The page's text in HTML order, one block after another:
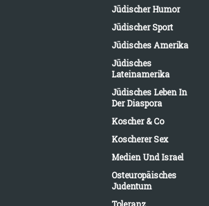
Jüdischer Humor
Jüdischer Sport
Jüdisches Amerika
Jüdisches
Lateinamerika
Jüdisches Leben In
Der Diaspora
Koscher & Co
Koscherer Sex
Medien Und Israel
Osteuropäisches
Judentum
Toleranz